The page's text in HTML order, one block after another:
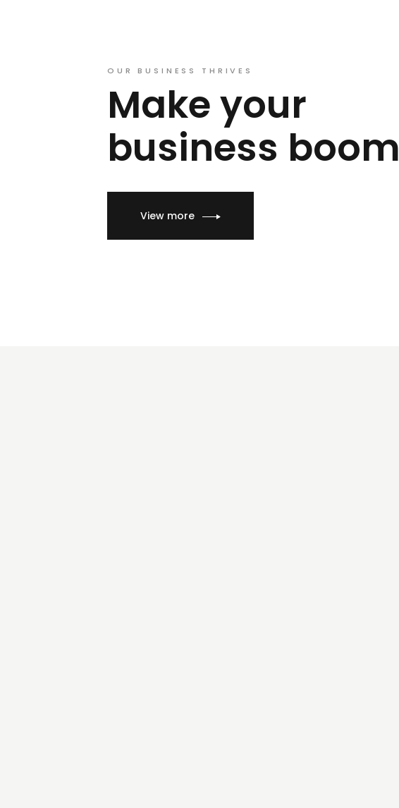
OUR BUSINESS THRIVES
Make your
business boom
View more